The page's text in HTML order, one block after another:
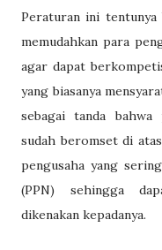
Peraturan ini tentunya
memudahkan para
agar dapat
yang biasanya
sebagai tanda
sudah beromset di
pengusaha yang
(PPN) sehingga
dikenakan kepadanya.